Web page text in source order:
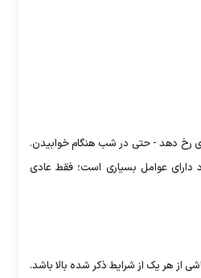
رخ دهد - حتی در شب هنگام خوابیدن.
دارای عوامل بسیاری است؛ فقط عادی
هر یک از شرایط ذکر شده بالا باشد.